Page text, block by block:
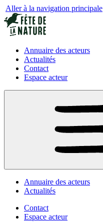
Aller à la navigation principale
Annuaire des acteurs
Actualités
Contact
Espace acteur
Annuaire des acteurs
Actualités
Contact
Espace acteur